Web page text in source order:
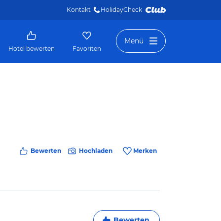
Kontakt HolidayCheck
Hotel bewerten Favoriten
Menü
Bewerten Hochladen Merken